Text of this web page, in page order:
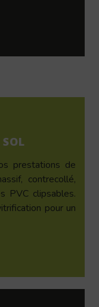
prestations de
contrecollé,
PVC clipsables.
pour un